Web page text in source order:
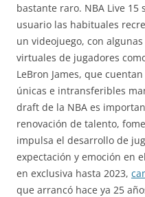
bastante raro. NBA Live 15
usuario las habituales
un videojuego, con
virtuales de jugadores
LeBron James, que
únicas e intransferibles
draft de la NBA es
renovación de talento,
impulsa el desarrollo de
expectación y emoción en
en exclusiva hasta 2023,
que arrancó hace ya 25